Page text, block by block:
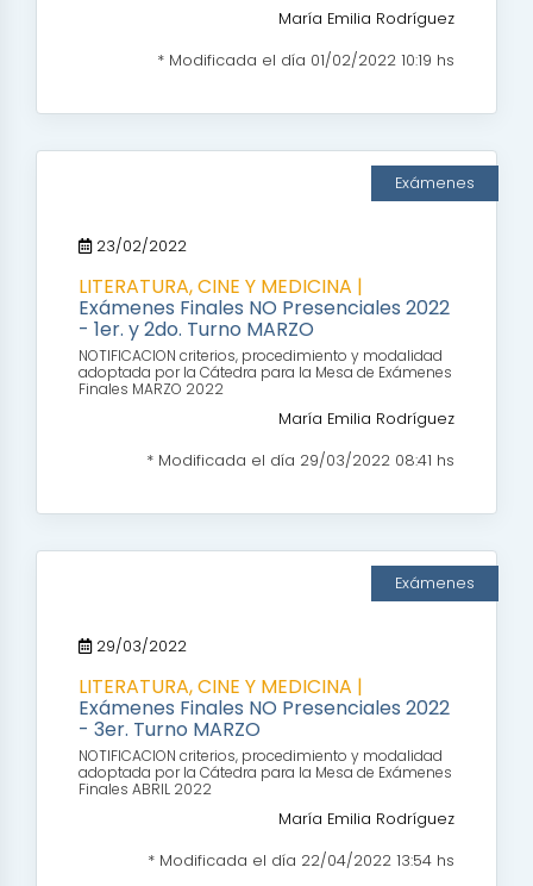
María Emilia Rodríguez
* Modificada el día 01/02/2022 10:19 hs
Exámenes
23/02/2022
LITERATURA, CINE Y MEDICINA |
Exámenes Finales NO Presenciales 2022
- 1er. y 2do. Turno MARZO
NOTIFICACION criterios, procedimiento y modalidad
adoptada por la Cátedra para la Mesa de Exámenes
Finales MARZO 2022
María Emilia Rodríguez
* Modificada el día 29/03/2022 08:41 hs
Exámenes
29/03/2022
LITERATURA, CINE Y MEDICINA |
Exámenes Finales NO Presenciales 2022
- 3er. Turno MARZO
NOTIFICACION criterios, procedimiento y modalidad
adoptada por la Cátedra para la Mesa de Exámenes
Finales ABRIL 2022
María Emilia Rodríguez
* Modificada el día 22/04/2022 13:54 hs